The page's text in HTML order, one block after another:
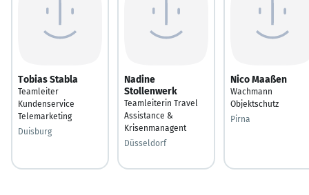
Tobias Stabla
Teamleiter
Kundenservice
Telemarketing
Duisburg
Nadine
Stollenwerk
Teamleiterin Travel
Assistance &
Krisenmanagent
Düsseldorf
Nico Maaßen
Wachmann
Objektschutz
Pirna